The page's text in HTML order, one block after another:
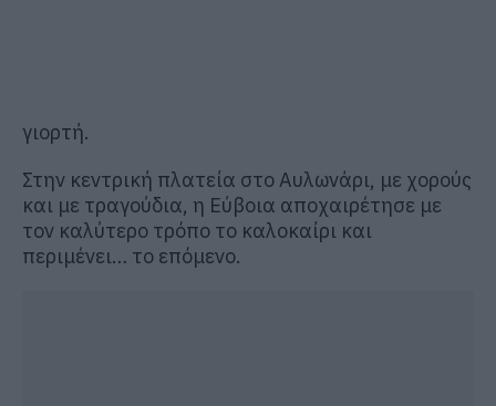
γιορτή.
Στην κεντρική πλατεία στο Αυλωνάρι, με χορούς
και με τραγούδια, η Εύβοια αποχαιρέτησε με
τον καλύτερο τρόπο το καλοκαίρι και
περιμένει… το επόμενο.